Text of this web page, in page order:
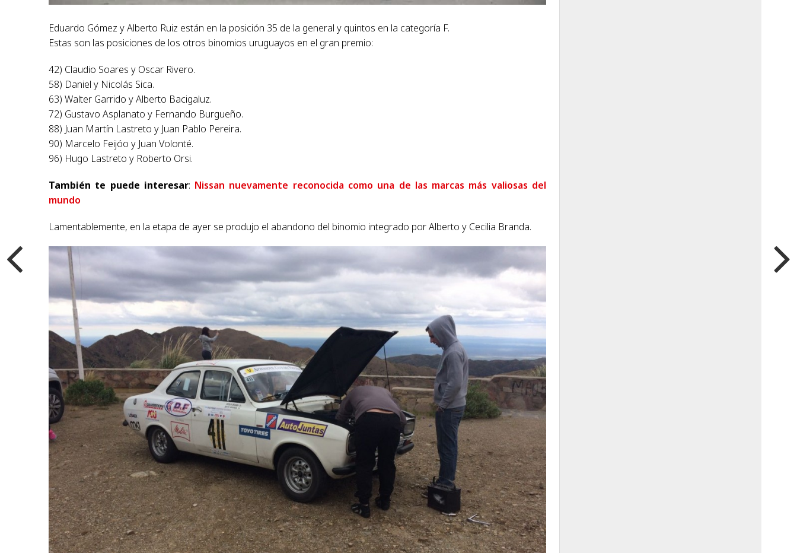
Eduardo Gómez y Alberto Ruiz están en la posición 35 de la general y quintos en la categoría F.
Estas son las posiciones de los otros binomios uruguayos en el gran premio:
42) Claudio Soares y Oscar Rivero.
58) Daniel y Nicolás Sica.
63) Walter Garrido y Alberto Bacigaluz.
72) Gustavo Asplanato y Fernando Burgueño.
88) Juan Martín Lastreto y Juan Pablo Pereira.
90) Marcelo Feijóo y Juan Volonté.
96) Hugo Lastreto y Roberto Orsi.
También te puede interesar: Nissan nuevamente reconocida como una de las marcas más valiosas del
mundo
Lamentablemente, en la etapa de ayer se produjo el abandono del binomio integrado por Alberto y Cecilia Branda.